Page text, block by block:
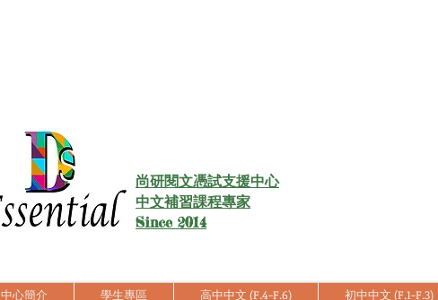
尚研閱文憑試支援中心
中文補習課程專家
Since 2014
中心簡介 學生專區 高中中文 (F.4-F.6) 初中中文 (F.1-F.3)